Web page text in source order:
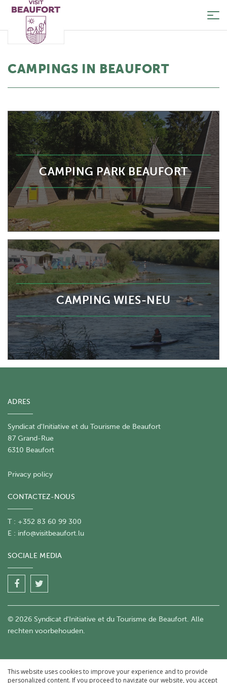
CAMPINGS IN BEAUFORT
CAMPING PARK BEAUFORT
CAMPING WIES-NEU
ADRES
Syndicat d'Initiative et du Tourisme de Beaufort
87 Grand-Rue
6310 Beaufort
Privacy policy
CONTACTEZ-NOUS
T : +352 83 60 99 300
E : info@visitbeaufort.lu
SOCIALE MEDIA
© 2026 Syndicat d'Initiative et du Tourisme de Beaufort. Alle
rechten voorbehouden.
This website uses cookies to improve your experience and to provide
personalized content. If you proceed to navigate our website, you accept